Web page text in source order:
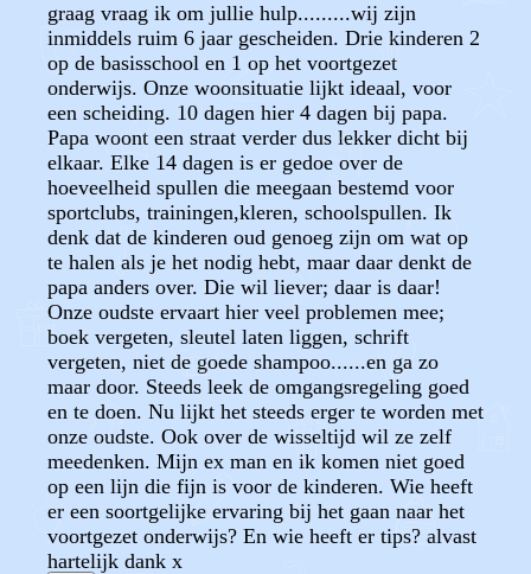
graag vraag ik om jullie hulp.........wij zijn
inmiddels ruim 6 jaar gescheiden. Drie kinderen 2
op de basisschool en 1 op het voortgezet
onderwijs. Onze woonsituatie lijkt ideaal, voor
een scheiding. 10 dagen hier 4 dagen bij papa.
Papa woont een straat verder dus lekker dicht bij
elkaar. Elke 14 dagen is er gedoe over de
hoeveelheid spullen die meegaan bestemd voor
sportclubs, trainingen,kleren, schoolspullen. Ik
denk dat de kinderen oud genoeg zijn om wat op
te halen als je het nodig hebt, maar daar denkt de
papa anders over. Die wil liever; daar is daar!
Onze oudste ervaart hier veel problemen mee;
boek vergeten, sleutel laten liggen, schrift
vergeten, niet de goede shampoo......en ga zo
maar door. Steeds leek de omgangsregeling goed
en te doen. Nu lijkt het steeds erger te worden met
onze oudste. Ook over de wisseltijd wil ze zelf
meedenken. Mijn ex man en ik komen niet goed
op een lijn die fijn is voor de kinderen. Wie heeft
er een soortgelijke ervaring bij het gaan naar het
voortgezet onderwijs? En wie heeft er tips? alvast
hartelijk dank x